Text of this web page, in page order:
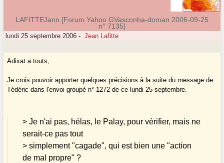
LAFITTEJann [Forum Yahoo GVasconha-doman 2006-09-25
n° 7135]
lundi 25 septembre 2006 - Jean Lafitte
Adixat a touts,
Je crois pouvoir apporter quelques précisions à la suite du message de
Tédéric dans l'envoi groupé n° 1272 de ce lundi 25 septembre.
> Je n'ai pas, hélas, le Palay, pour vérifier, mais ne
serait-ce pas tout
> simplement "cagade", qui est bien une "action
de mal propre" ?